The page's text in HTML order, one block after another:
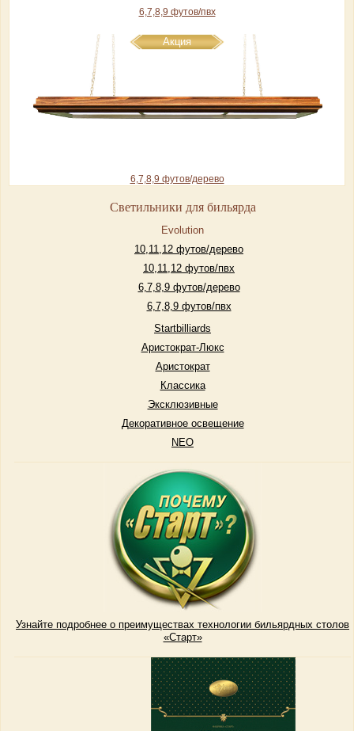
6,7,8,9 футов/пвх
Акция
6,7,8,9 футов/дерево
Светильники для бильярда
Evolution
10,11,12 футов/дерево
10,11,12 футов/пвх
6,7,8,9 футов/дерево
6,7,8,9 футов/пвх
Startbilliards
Аристократ-Люкс
Аристократ
Классика
Эксклюзивные
Декоративное освещение
NEO
Узнайте подробнее о преимуществах технологии бильярдных столов
«Старт»